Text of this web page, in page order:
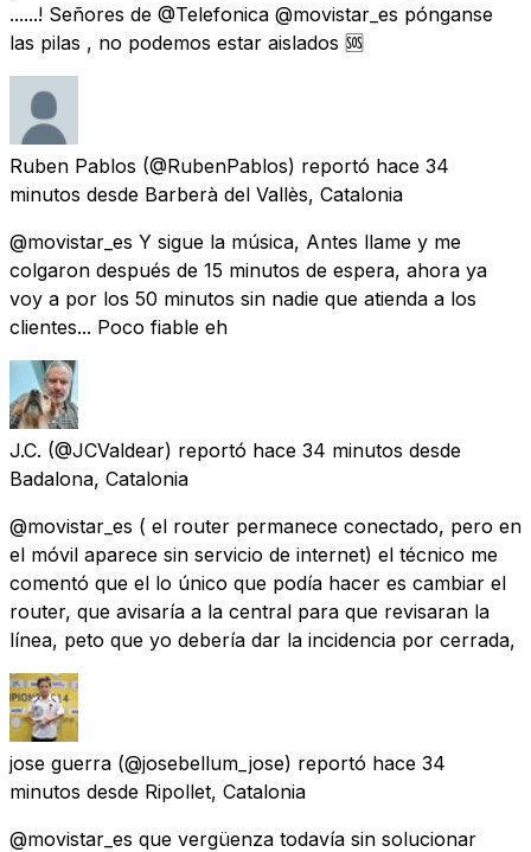
......! Señores de @Telefonica @movistar_es pónganse
las pilas , no podemos estar aislados 🆘
Ruben Pablos (@RubenPablos) reportó hace 34
minutos desde Barberà del Vallès, Catalonia
@movistar_es Y sigue la música, Antes llame y me
colgaron después de 15 minutos de espera, ahora ya
voy a por los 50 minutos sin nadie que atienda a los
clientes... Poco fiable eh
J.C. (@JCValdear) reportó hace 34 minutos desde
Badalona, Catalonia
@movistar_es ( el router permanece conectado, pero en
el móvil aparece sin servicio de internet) el técnico me
comentó que el lo único que podía hacer es cambiar el
router, que avisaría a la central para que revisaran la
línea, peto que yo debería dar la incidencia por cerrada,
jose guerra (@josebellum_jose) reportó hace 34
minutos desde Ripollet, Catalonia
@movistar_es que vergüenza todavía sin solucionar